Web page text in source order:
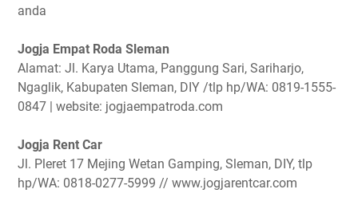
anda
Jogja Empat Roda Sleman
Alamat: Jl. Karya Utama, Panggung Sari, Sariharjo,
Ngaglik, Kabupaten Sleman, DIY /tlp hp/WA: 0819-1555-
0847 | website: jogjaempatroda.com
Jogja Rent Car
Jl. Pleret 17 Mejing Wetan Gamping, Sleman, DIY, tlp
hp/WA: 0818-0277-5999 // www.jogjarentcar.com